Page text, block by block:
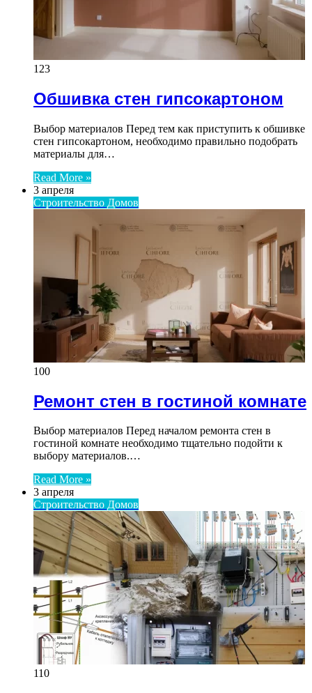
123
Обшивка стен гипсокартоном
Выбор материалов Перед тем как приступить к обшивке
стен гипсокартоном, необходимо правильно подобрать
материалы для…
Read More »
3 апреля
Строительство Домов
100
Ремонт стен в гостиной комнате
Выбор материалов Перед началом ремонта стен в
гостиной комнате необходимо тщательно подойти к
выбору материалов.…
Read More »
3 апреля
Строительство Домов
110